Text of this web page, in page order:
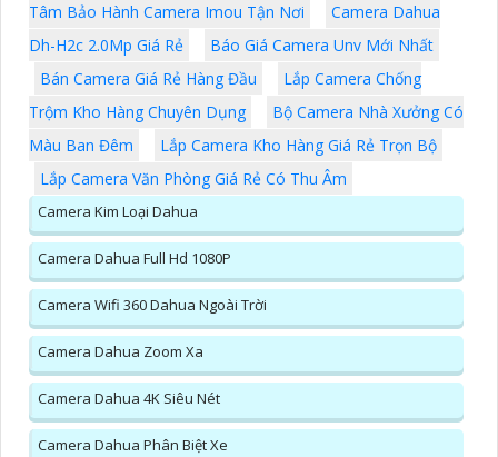
Tâm Bảo Hành Camera Imou Tận Nơi
Camera Dahua
Dh-H2c 2.0Mp Giá Rẻ
Báo Giá Camera Unv Mới Nhất
Bán Camera Giá Rẻ Hàng Đầu
Lắp Camera Chống
Trộm Kho Hàng Chuyên Dụng
Bộ Camera Nhà Xưởng Có
Màu Ban Đêm
Lắp Camera Kho Hàng Giá Rẻ Trọn Bộ
Lắp Camera Văn Phòng Giá Rẻ Có Thu Âm
Camera Kim Loại Dahua
Camera Dahua Full Hd 1080P
Camera Wifi 360 Dahua Ngoài Trời
Camera Dahua Zoom Xa
Camera Dahua 4K Siêu Nét
Camera Dahua Phân Biệt Xe